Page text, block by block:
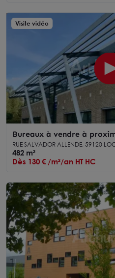
Visite vidéo
Bureaux à vendre à
ERP 5, accessibles et
RUE SALVADOR ALLENDE, 59120
482 m²
Dès 130 € /m²/an HT HC